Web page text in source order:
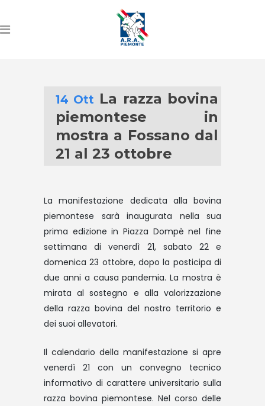
14 Ott La razza bovina
piemontese in
mostra a Fossano dal
21 al 23 ottobre
La manifestazione dedicata alla bovina
piemontese sarà inaugurata nella sua
prima edizione in Piazza Dompè nel fine
settimana di venerdì 21, sabato 22 e
domenica 23 ottobre, dopo la posticipa di
due anni a causa pandemia. La mostra è
mirata al sostegno e alla valorizzazione
della razza bovina del nostro territorio e
dei suoi allevatori.
Il calendario della manifestazione si apre
venerdì 21 con un convegno tecnico
informativo di carattere universitario sulla
razza bovina piemontese. Nel corso delle